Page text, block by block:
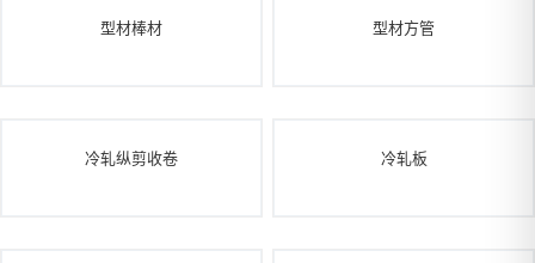
型材棒材 型材方管
冷轧纵剪收卷 冷轧板